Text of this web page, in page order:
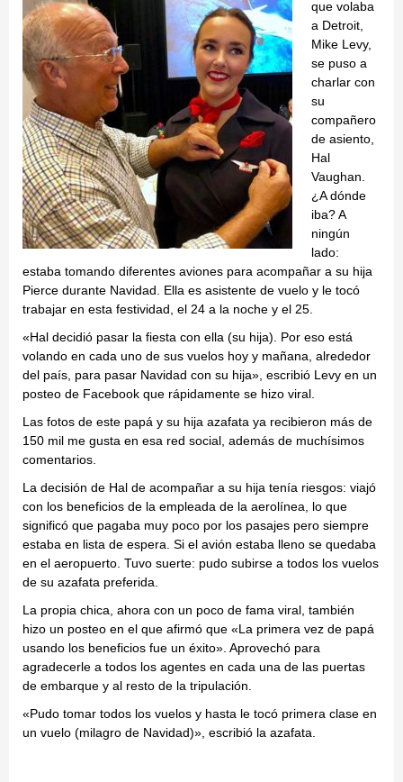
que volaba
a Detroit,
Mike Levy,
se puso a
charlar con
su
compañero
de asiento,
Hal
Vaughan.
¿A dónde
iba? A
ningún
lado:
estaba tomando diferentes aviones para acompañar a su hija
Pierce durante Navidad. Ella es asistente de vuelo y le tocó
trabajar en esta festividad, el 24 a la noche y el 25.
«Hal decidió pasar la fiesta con ella (su hija). Por eso está
volando en cada uno de sus vuelos hoy y mañana, alrededor
del país, para pasar Navidad con su hija», escribió Levy en un
posteo de Facebook que rápidamente se hizo viral.
Las fotos de este papá y su hija azafata ya recibieron más de
150 mil me gusta en esa red social, además de muchísimos
comentarios.
La decisión de Hal de acompañar a su hija tenía riesgos: viajó
con los beneficios de la empleada de la aerolínea, lo que
significó que pagaba muy poco por los pasajes pero siempre
estaba en lista de espera. Si el avión estaba lleno se quedaba
en el aeropuerto. Tuvo suerte: pudo subirse a todos los vuelos
de su azafata preferida.
La propia chica, ahora con un poco de fama viral, también
hizo un posteo en el que afirmó que «La primera vez de papá
usando los beneficios fue un éxito». Aprovechó para
agradecerle a todos los agentes en cada una de las puertas
de embarque y al resto de la tripulación.
«Pudo tomar todos los vuelos y hasta le tocó primera clase en
un vuelo (milagro de Navidad)», escribió la azafata.